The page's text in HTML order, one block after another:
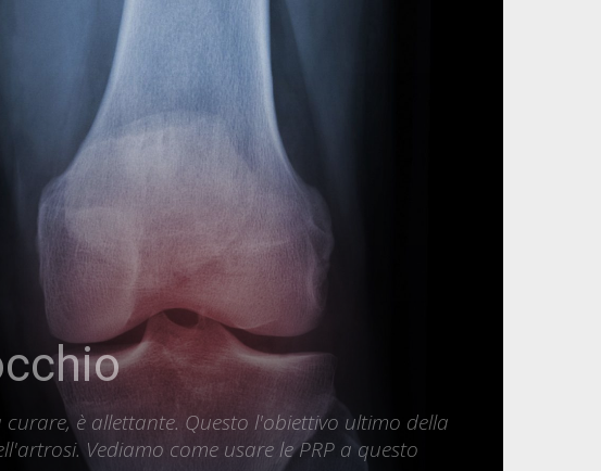
è allettante. Questo l'obiettivo ultimo della
Vediamo come usare le PRP a questo